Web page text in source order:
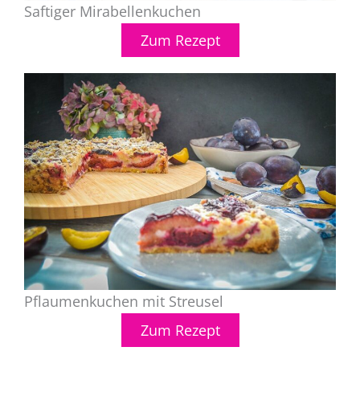
Saftiger Mirabellenkuchen
Zum Rezept
Pflaumenkuchen mit Streusel
Zum Rezept